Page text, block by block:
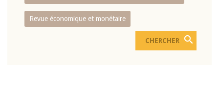
Revue économique et monétaire